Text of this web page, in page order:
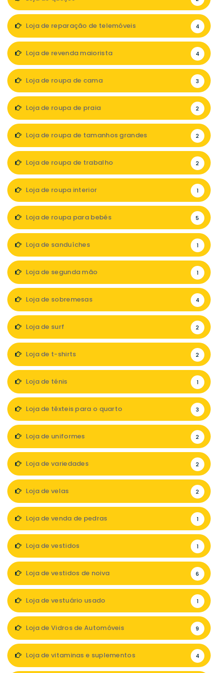
Loja de reparação de telemóveis 4
Loja de revenda maiorista 4
Loja de roupa de cama 3
Loja de roupa de praia 2
Loja de roupa de tamanhos grandes 2
Loja de roupa de trabalho 2
Loja de roupa interior 1
Loja de roupa para bebés 5
Loja de sanduíches 1
Loja de segunda mão 1
Loja de sobremesas 4
Loja de surf 2
Loja de t-shirts 2
Loja de ténis 1
Loja de têxteis para o quarto 3
Loja de uniformes 2
Loja de variedades 2
Loja de velas 2
Loja de venda de pedras 1
Loja de vestidos 1
Loja de vestidos de noiva 6
Loja de vestuário usado 1
Loja de Vidros de Automóveis 9
Loja de vitaminas e suplementos 4